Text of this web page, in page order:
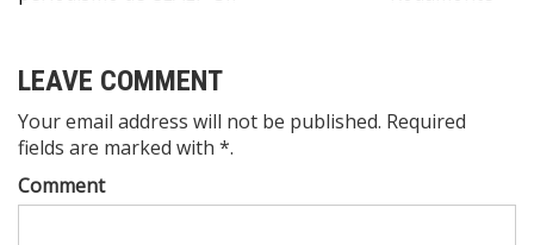
LEAVE COMMENT
Your email address will not be published. Required
fields are marked with *.
Comment